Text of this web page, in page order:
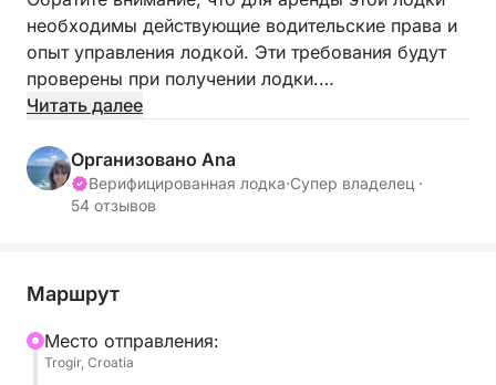
необходимы действующие водительские права и
опыт управления лодкой. Эти требования будут
проверены при получении лодки.
сочетает в себе стиль, производительность и
универсальность.
Благодаря своему элегантному дизайну и
приключений на воде с семьей и друзьями.
Читать далее
Организовано Ana
Верифицированная лодка·Супер владелец ·
54 отзывов
Маршрут
Mесто отправления:
Trogir, Croatia